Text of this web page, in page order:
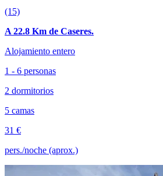
(15)
A 22.8 Km de Caseres.
Alojamiento entero
1 - 6 personas
2 dormitorios
5 camas
31 €
pers./noche (aprox.)